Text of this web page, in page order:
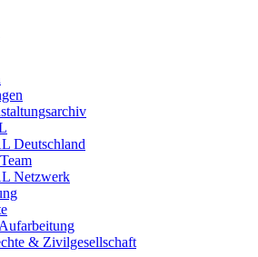
Deutschland
Netzwerk
& Zivilgesellschaft